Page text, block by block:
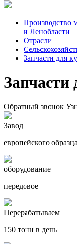
Производство
и Ленобласти
Отрасли
Запчасти для
Запчасти
Обратный звонок
Завод
европейского образца
оборудование
передовое
Перерабатываем
150 тонн в день